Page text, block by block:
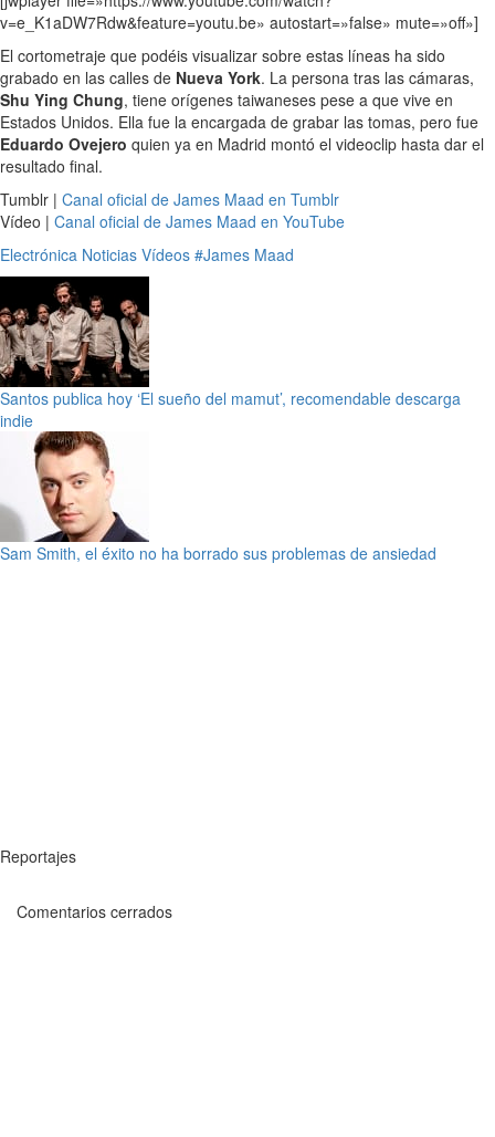
v=e_K1aDW7Rdw&feature=youtu.be» autostart=»false» mute=»off»]
El cortometraje que podéis visualizar sobre estas líneas ha sido
grabado en las calles de Nueva York. La persona tras las cámaras,
Shu Ying Chung, tiene orígenes taiwaneses pese a que vive en
Estados Unidos. Ella fue la encargada de grabar las tomas, pero fue
Eduardo Ovejero quien ya en Madrid montó el videoclip hasta dar el
resultado final.
Tumblr | Canal oficial de James Maad en Tumblr
Vídeo | Canal oficial de James Maad en YouTube
Electrónica Noticias Vídeos #James Maad
Santos publica hoy ‘El sueño del mamut’, recomendable descarga
indie
Sam Smith, el éxito no ha borrado sus problemas de ansiedad
Reportajes
Comentarios cerrados